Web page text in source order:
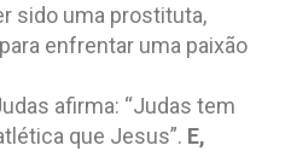
sido uma prostituta,
enfrentar uma paixão
afirma: “Judas tem
que Jesus”. E,